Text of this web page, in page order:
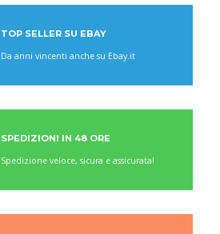
TOP SELLER SU EBAY
Da anni vincenti anche su Ebay.it
SPEDIZIONI IN 48 ORE
Spedizione veloce, sicura e assicurata!